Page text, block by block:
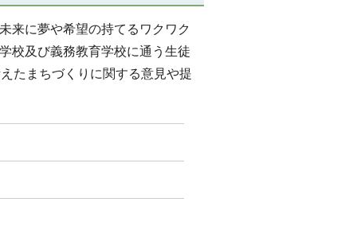
来に夢や希望の持てるワクワク
校及び義務教育学校に通う生徒
たまちづくりに関する意見や提